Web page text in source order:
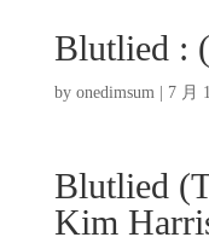
Blutlied :
by onedimsum| 7 月
Blutlied
Kim